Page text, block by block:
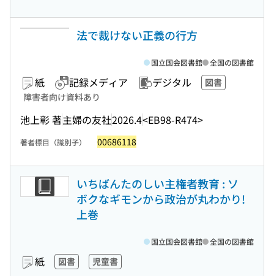
法で裁けない正義の行方
紙 記録メディア デジタル
図書
障害者向け資料あり
池上彰 著主婦の友社2026.4<EB98-R474>
国立国会図書館 全国の図書館
著者標目（識別子） 00686118
いちばんたのしい主権者教育 : ソ
ボクなギモンから政治が丸わかり!
上巻
紙 図書 児童書
国立国会図書館 全国の図書館